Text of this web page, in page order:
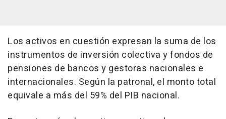
Los activos en cuestión expresan la suma de los
instrumentos de inversión colectiva y fondos de
pensiones de bancos y gestoras nacionales e
internacionales. Según la patronal, el monto total
equivale a más del 59% del PIB nacional.